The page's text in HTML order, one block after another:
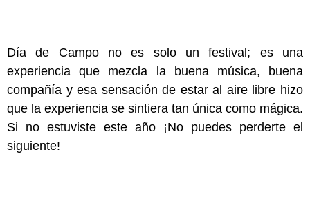
Día de Campo no es solo un festival; es una
experiencia que mezcla la buena música, buena
compañía y esa sensación de estar al aire libre hizo
que la experiencia se sintiera tan única como mágica.
Si no estuviste este año ¡No puedes perderte el
siguiente!